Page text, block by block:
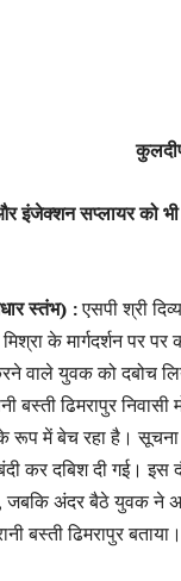
इंजेक्शन सप्लायर को
स्तंभ) :एसपी श्री
के मार्गदर्शन पर पर
वाले युवक को दबोच
बस्ती ढिमरापुर
में बेच रहा है। सूचना
कर दबिश दी गई।
अंदर बैठे युवक ने
बस्ती ढिमरापुर बताया।